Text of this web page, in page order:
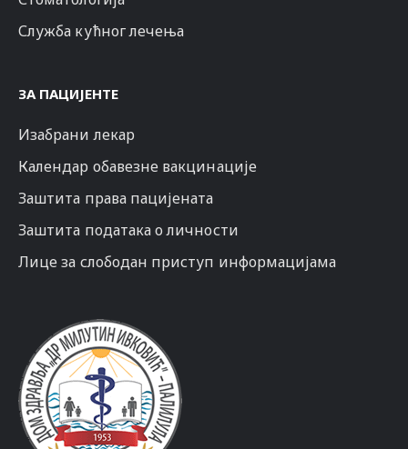
Служба кућног лечења
ЗА ПАЦИЈЕНТЕ
Изабрани лекар
Календар обавезне вакцинације
Заштита права пацијената
Заштита података о личности
Лице за слободан приступ информацијама